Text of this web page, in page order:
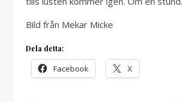
Bild från Mekar Micke
Dela detta:
Facebook X